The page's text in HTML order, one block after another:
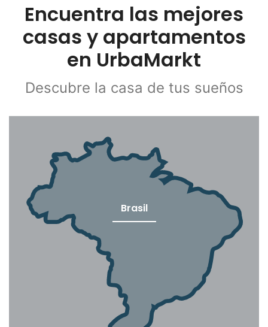
Encuentra las mejores
casas y apartamentos
en UrbaMarkt
Descubre la casa de tus sueños
Brasil